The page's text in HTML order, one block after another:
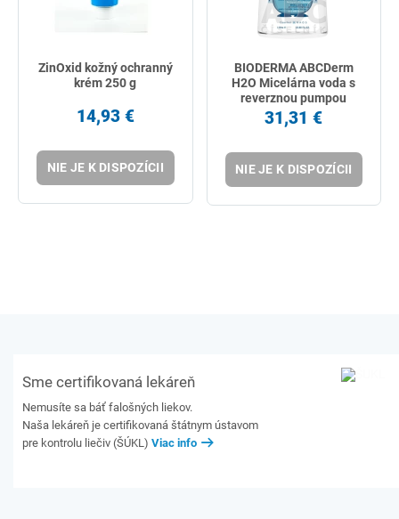
ZinOxid kožný ochranný
krém 250 g
14,93 €
NIE JE K DISPOZÍCII
BIODERMA ABCDerm
H2O Micelárna voda s
reverznou pumpou
1000ml
31,31 €
NIE JE K DISPOZÍCII
Sme certifikovaná lekáreň
Nemusíte sa báť falošných liekov.
Naša lekáreň je certifikovaná štátnym ústavom
pre kontrolu liečiv (ŠÚKL) Viac info